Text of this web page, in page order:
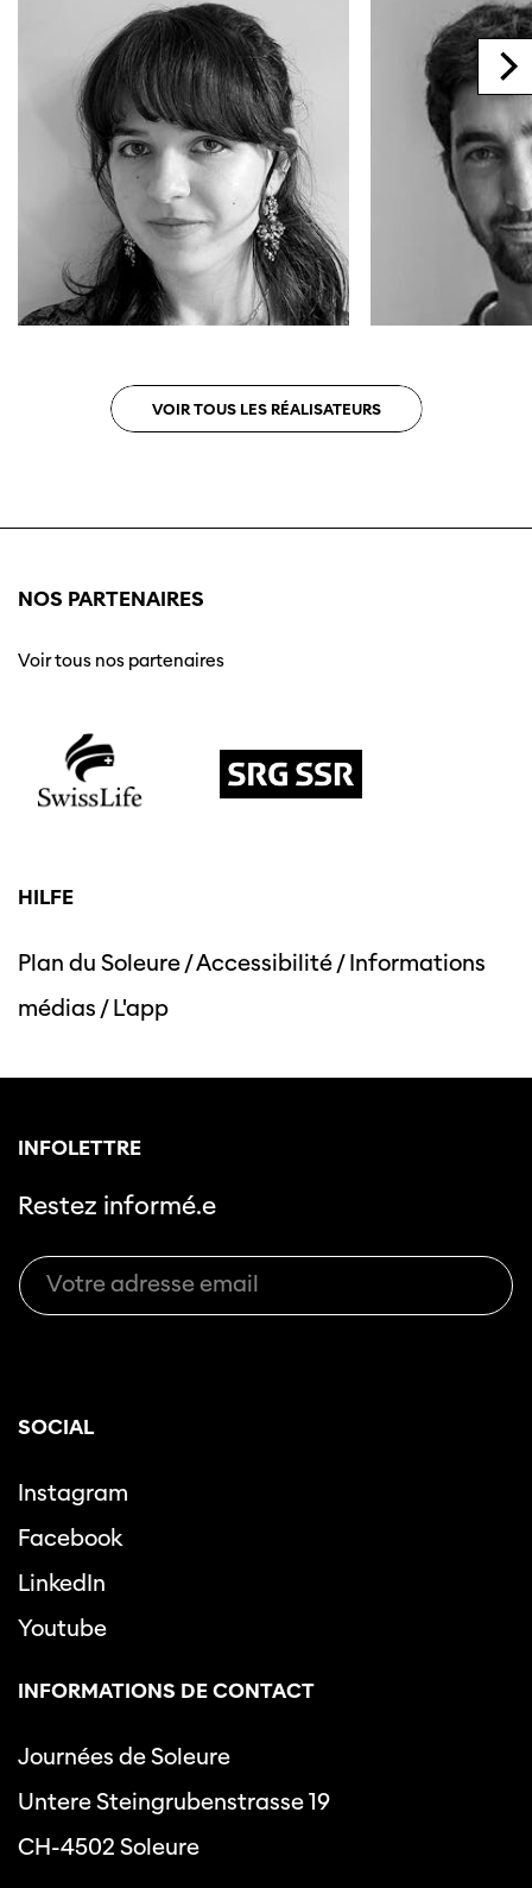
VOIR TOUS LES RÉALISATEURS
NOS PARTENAIRES
Voir tous nos partenaires
HILFE
Plan du Soleure/Accessibilité/Informations
médias /L'app
INFOLETTRE
Restez informé.e
SOCIAL
Instagram
Facebook
LinkedIn
Youtube
INFORMATIONS DE CONTACT
Journées de Soleure
Untere Steingrubenstrasse 19
CH-4502 Soleure